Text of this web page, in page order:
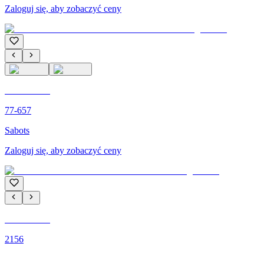
Zaloguj się, aby zobaczyć ceny
77-657
Sabots
Zaloguj się, aby zobaczyć ceny
2156